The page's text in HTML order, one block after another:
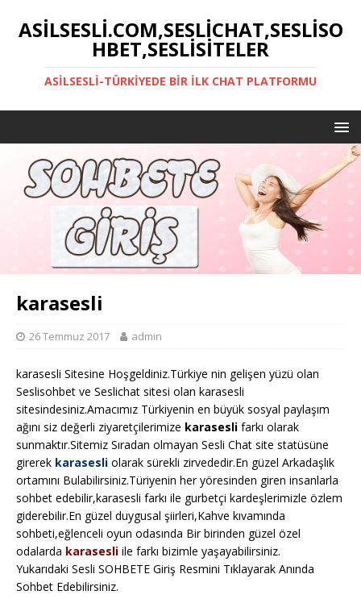
ASILSESLI.COM,SESLICHAT,SESLISO
HBET,SESLISITELER
ASILSESLI-TÜRKIYEDE BIR İLK CHAT PLATFORMU
karasesli
26 Temmuz 2017 admin
karasesli Sitesine Hoşgeldiniz.Türkiye nin gelişen yüzü olan
Seslisohbet ve Seslichat sitesi olan karasesli
sitesindesiniz.Amacımız Türkiyenin en büyük sosyal paylaşım
ağını siz değerli ziyaretçilerimize karasesli farkı olarak
sunmaktır.Sitemiz Sıradan olmayan Sesli Chat site statüsüne
girerek karasesli olarak sürekli zirvededir.En güzel Arkadaşlık
ortamını Bulabilirsiniz.Türiyenin her yöresinden giren insanlarla
sohbet edebilir,karasesli farkı ile gurbetçi kardeşlerimizle özlem
giderebilir.En güzel duygusal şiirleri,Kahve kıvamında
sohbeti,eğlenceli oyun odasında Bir birinden güzel özel
odalarda karasesli ile farkı bizimle yaşayabilirsiniz.
Yukarıdaki Sesli SOHBETE Giriş Resmini Tıklayarak Anında
Sohbet Edebilirsiniz.